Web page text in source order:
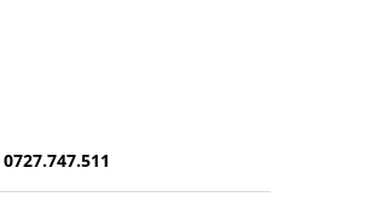
0727.747.511